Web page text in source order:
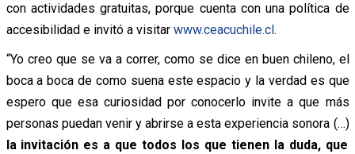
con actividades gratuitas, porque cuenta con una política de
accesibilidad e invitó a visitar www.ceacuchile.cl .
“Yo creo que se va a correr, como se dice en buen chileno, el
boca a boca de como suena este espacio y la verdad es que
espero que esa curiosidad por conocerlo invite a que más
personas puedan venir y abrirse a esta experiencia sonora (…)
la invitación es a que todos los que tienen la duda, que